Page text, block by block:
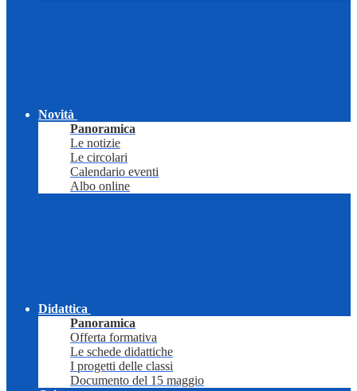
Novità
Panoramica
Le notizie
Le circolari
Calendario eventi
Albo online
Didattica
Panoramica
Offerta formativa
Le schede didattiche
I progetti delle classi
Documento del 15 maggio